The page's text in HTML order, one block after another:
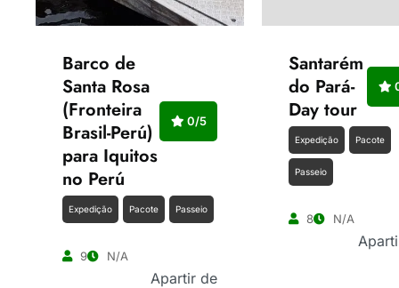
Barco de
Santa Rosa
(Fronteira
Brasil-Perú)
para Iquitos
no Perú
0/5
Expedição Pacote Passeio
9 N/A
Apartir de
Santarém
do Pará-
Day tour
Expedição Pacote
Passeio
8 N/A